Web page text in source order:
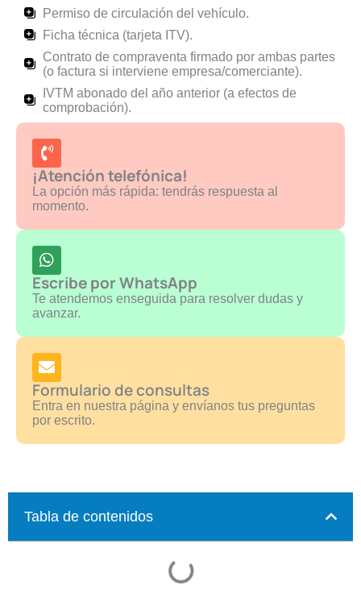
Permiso de circulación del vehículo.
Ficha técnica (tarjeta ITV).
Contrato de compraventa firmado por ambas partes
(o factura si interviene empresa/comerciante).
IVTM abonado del año anterior (a efectos de
comprobación).
¡Atención telefónica!
La opción más rápida: tendrás respuesta al
momento.
Escribe por WhatsApp
Te atendemos enseguida para resolver dudas y
avanzar.
Formulario de consultas
Entra en nuestra página y envíanos tus preguntas
por escrito.
Tabla de contenidos